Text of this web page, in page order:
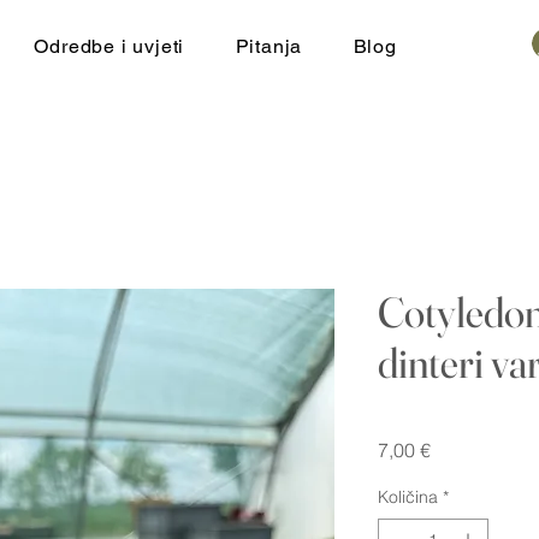
Odredbe i uvjeti Pitanja Blog
dinteri
7,00 €Cijena
Količina *